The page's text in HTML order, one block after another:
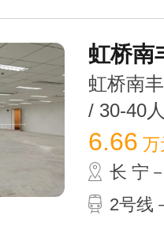
虹桥南
虹桥南
/ 30-40
6.66 万
长 宁
2号线